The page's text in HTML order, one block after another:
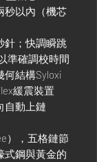
秒以內（機芯
針；快調瞬跳
準確調校時間
何結構Syloxi
緩震裝置
自動上鏈
），五格鏈節
式鋼與黃金的